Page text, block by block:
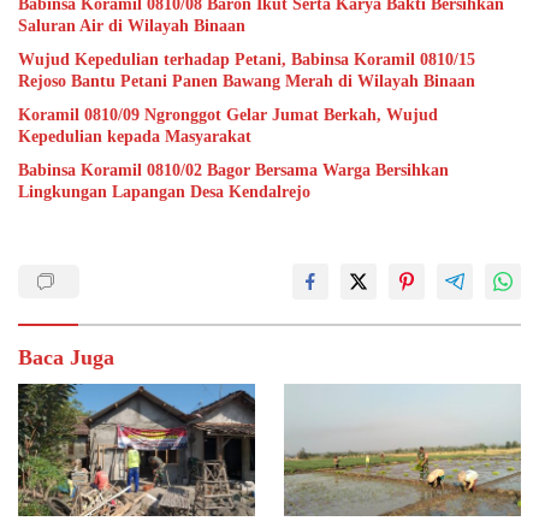
Babinsa Koramil 0810/08 Baron Ikut Serta Karya Bakti Bersihkan
Saluran Air di Wilayah Binaan
Wujud Kepedulian terhadap Petani, Babinsa Koramil 0810/15
Rejoso Bantu Petani Panen Bawang Merah di Wilayah Binaan
Koramil 0810/09 Ngronggot Gelar Jumat Berkah, Wujud
Kepedulian kepada Masyarakat
Babinsa Koramil 0810/02 Bagor Bersama Warga Bersihkan
Lingkungan Lapangan Desa Kendalrejo
Baca Juga